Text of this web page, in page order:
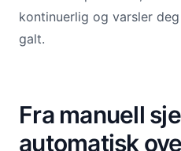
kontinuerlig og varsler
galt.
Fra manuell
automatisk